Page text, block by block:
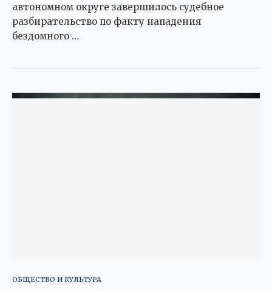
автономном округе завершилось судебное
разбирательство по факту нападения
бездомного …
ОБЩЕСТВО И КУЛЬТУРА